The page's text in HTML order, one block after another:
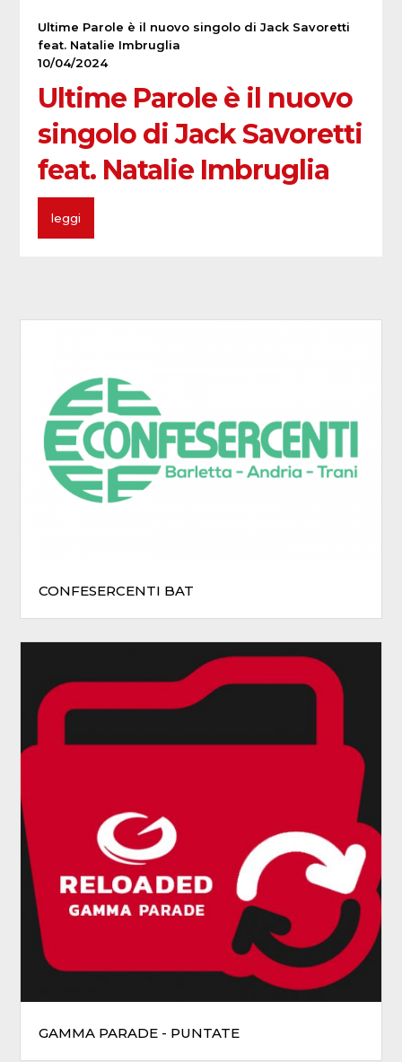
Ultime Parole è il nuovo singolo di Jack Savoretti
feat. Natalie Imbruglia
10/04/2024
Ultime Parole è il nuovo
singolo di Jack Savoretti
feat. Natalie Imbruglia
leggi
CONFESERCENTI BAT
GAMMA PARADE - PUNTATE